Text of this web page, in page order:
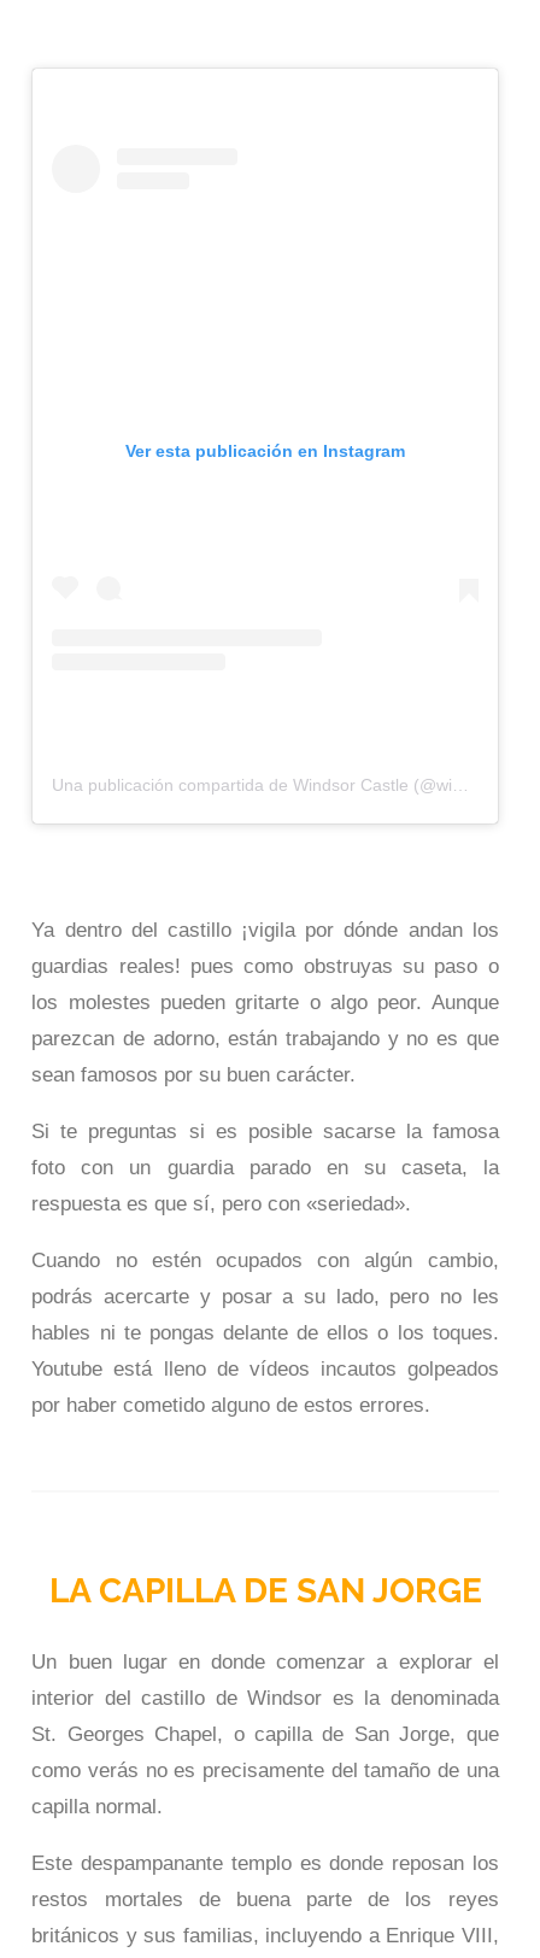
Ver esta publicación en Instagram
Una publicación compartida de Windsor Castle (@windsor.castle)
Ya dentro del castillo ¡vigila por dónde andan los
guardias reales! pues como obstruyas su paso o
los molestes pueden gritarte o algo peor. Aunque
parezcan de adorno, están trabajando y no es que
sean famosos por su buen carácter.
Si te preguntas si es posible sacarse la famosa
foto con un guardia parado en su caseta, la
respuesta es que sí, pero con «seriedad».
Cuando no estén ocupados con algún cambio,
podrás acercarte y posar a su lado, pero no les
hables ni te pongas delante de ellos o los toques.
Youtube está lleno de vídeos incautos golpeados
por haber cometido alguno de estos errores.
LA CAPILLA DE SAN JORGE
Un buen lugar en donde comenzar a explorar el
interior del castillo de Windsor es la denominada
St. Georges Chapel, o capilla de San Jorge, que
como verás no es precisamente del tamaño de una
capilla normal.
Este despampanante templo es donde reposan los
restos mortales de buena parte de los reyes
británicos y sus familias, incluyendo a Enrique VIII,